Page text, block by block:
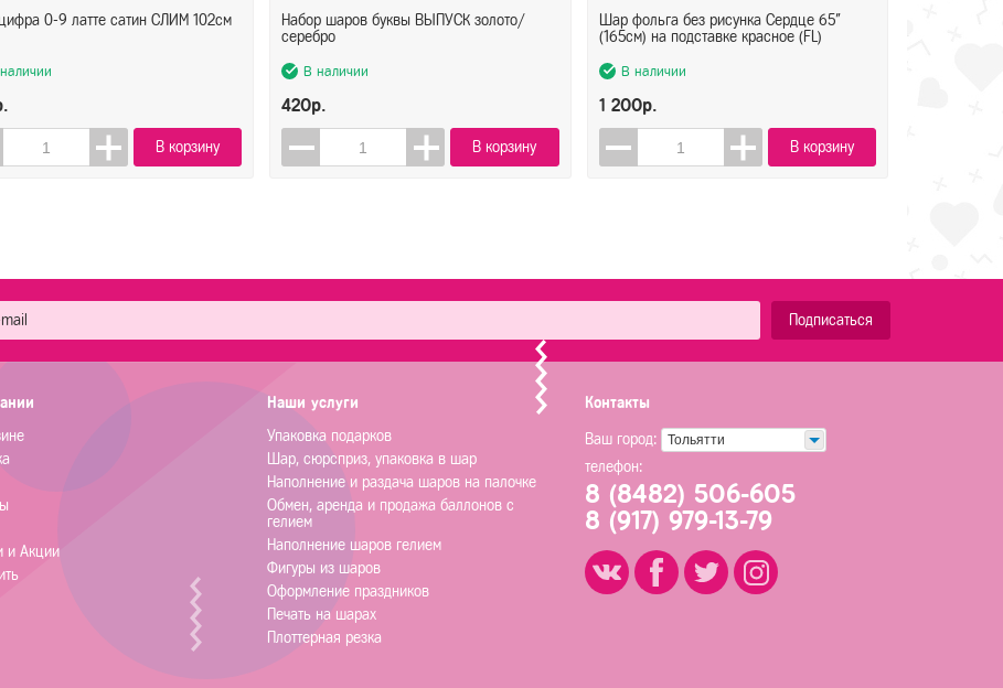
0-9 латте сатин СЛИМ 102см
В корзину
Набор шаров буквы ВЫПУСК золото/
серебро
В наличии
420р.
В корзину
Шар фольга без рисунка Сердце 65"
(165см) на подставке красное (FL)
В наличии
1 200р.
В корзину
Подписаться
Контакты
Ваш город: Тольятти
телефон:
8 (8482) 506-605
8 (917) 979-13-79
и Акции
Наши услуги
Упаковка подарков
Шар, сюрсприз, упаковка в шар
Наполнение и раздача шаров на палочке
Обмен, аренда и продажа баллонов с
гелием
Наполнение шаров гелием
Фигуры из шаров
Оформление праздников
Печать на шарах
Плоттерная резка